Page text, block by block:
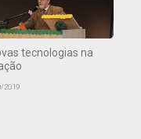
tecnologias na
2019